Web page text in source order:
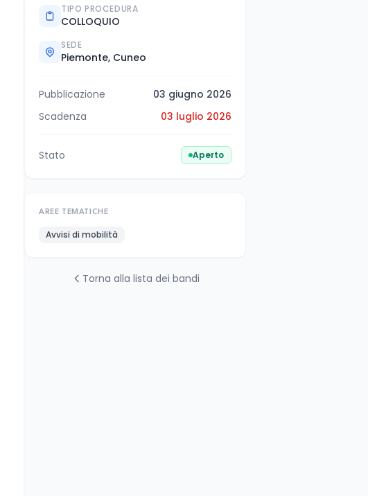
TIPO PROCEDURA
COLLOQUIO
SEDE
Piemonte, Cuneo
Pubblicazione
03 giugno 2026
Scadenza
03 luglio 2026
Stato Aperto
AREE TEMATICHE
Avvisi di mobilità
Torna alla lista dei bandi